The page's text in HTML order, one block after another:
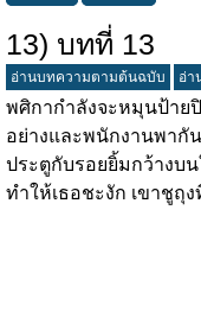
13) บทที่ 13
อ่านบทความตามต้นฉบับ อ่า
พศิกากำลังจะหมุนป้าย
อย่างและพนักงานพากั
ประตูกับรอยยิ้มกว้างบ
ทำให้เธอชะงัก เขาชูถุ